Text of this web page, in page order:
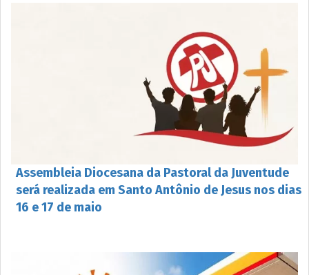
Assembleia Diocesana da Pastoral da Juventude
será realizada em Santo Antônio de Jesus nos dias
16 e 17 de maio